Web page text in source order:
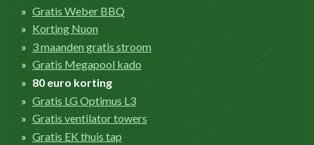
Gratis Weber BBQ
Korting Nuon
3 maanden gratis stroom
Gratis Megapool kado
80 euro korting
Gratis LG Optimus L3
Gratis ventilator towers
Gratis EK thuis tap